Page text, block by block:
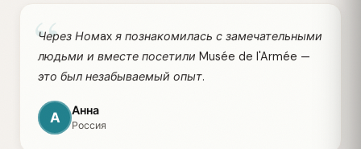
“
Через Номax я познакомилась с замечательными
людьми и вместе посетили Musée de l'Armée —
это был незабываемый опыт.
А Анна
Россия